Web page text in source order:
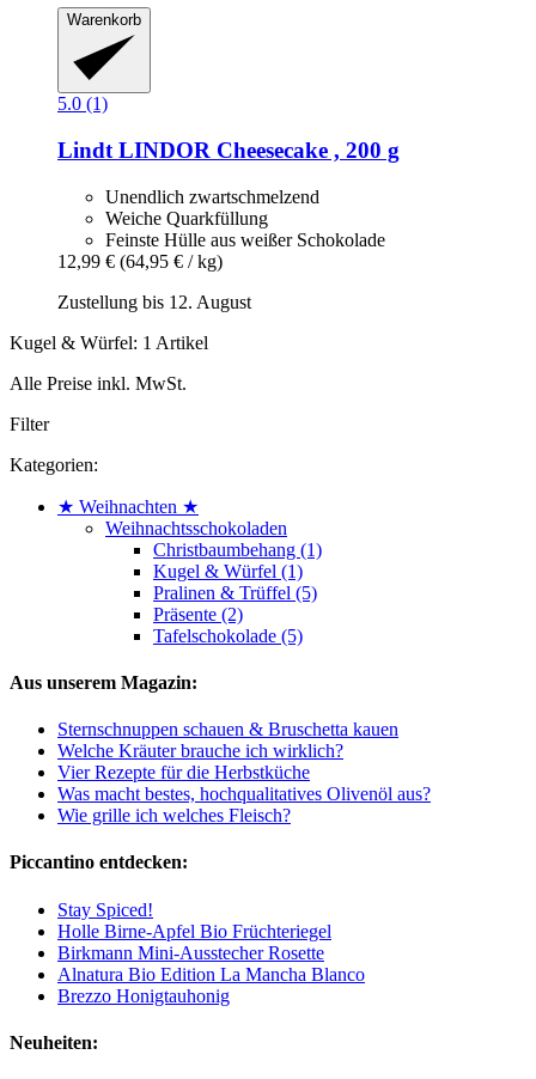
Warenkorb
5.0 (1)
Lindt LINDOR Cheesecake , 200 g
Unendlich zwartschmelzend
Weiche Quarkfüllung
Feinste Hülle aus weißer Schokolade
12,99 € (64,95 € / kg)
Zustellung bis 12. August
Kugel & Würfel: 1 Artikel
Alle Preise inkl. MwSt.
Filter
Kategorien:
★ Weihnachten ★
Weihnachtsschokoladen
Christbaumbehang (1)
Kugel & Würfel (1)
Pralinen & Trüffel (5)
Präsente (2)
Tafelschokolade (5)
Aus unserem Magazin:
Sternschnuppen schauen & Bruschetta kauen
Welche Kräuter brauche ich wirklich?
Vier Rezepte für die Herbstküche
Was macht bestes, hochqualitatives Olivenöl aus?
Wie grille ich welches Fleisch?
Piccantino entdecken:
Stay Spiced!
Holle Birne-Apfel Bio Früchteriegel
Birkmann Mini-Ausstecher Rosette
Alnatura Bio Edition La Mancha Blanco
Brezzo Honigtauhonig
Neuheiten: